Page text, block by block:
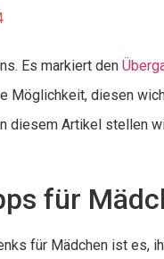
Es markiert den
Möglichkeit, diesen
diesem Artikel stellen
für
für Mädchen ist es,